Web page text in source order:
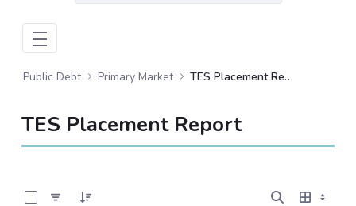
Public Debt Primary Market TES Placement Report
TES Placement Report